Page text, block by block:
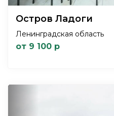
Остров Ладоги
Ленинградская область
от 9 100 р